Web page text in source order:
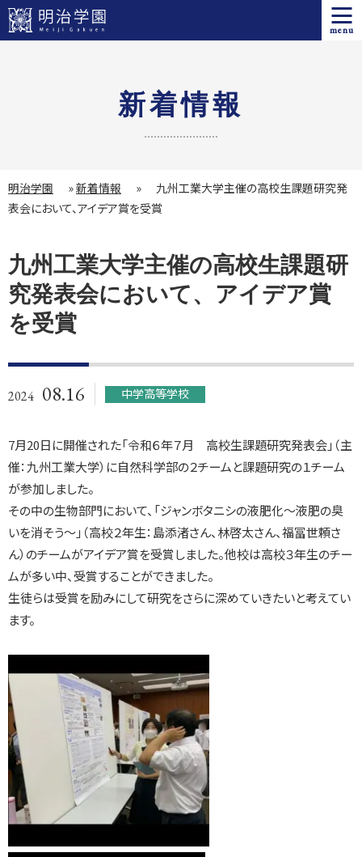
menu
新着情報
明治学園 »新着情報 »
九州工業大学主催の高校生課題研究発
表会において、アイデア賞を受賞
九州工業大学主催の高校生課題研
究発表会において、アイデア賞
を受賞
2024 08.16 中学高等学校
7月20日に開催された「令和６年７月 高校生課題研究発表会」（主
催：九州工業大学）に自然科学部の２チームと課題研究の１チーム
が参加しました。
その中の生物部門において、「ジャンボタニシの液肥化～液肥の臭
いを消そう～」（高校２年生：島添渚さん、林啓太さん、福冨世頼さ
ん）のチームがアイデア賞を受賞しました。他校は高校３年生のチー
ムが多い中、受賞することができました。
生徒らは受賞を励みにして研究をさらに深めていきたいと考えてい
ます。